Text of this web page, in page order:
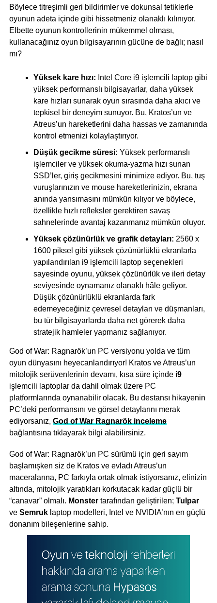
Böylece titreşimli geri bildirimler ve dokunsal tetiklerle
oyunun adeta içinde gibi hissetmeniz olanaklı kılınıyor.
Elbette oyunun kontrollerinin mükemmel olması,
kullanacağınız oyun bilgisayarının gücüne de bağlı; nasıl
mı?
Yüksek kare hızı: Intel Core i9 işlemcili laptop gibi
yüksek performanslı bilgisayarlar, daha yüksek
kare hızları sunarak oyun sırasında daha akıcı ve
tepkisel bir deneyim sunuyor. Bu, Kratos’un ve
Atreus’un hareketlerini daha hassas ve zamanında
kontrol etmenizi kolaylaştırıyor.
Düşük gecikme süresi: Yüksek performanslı
işlemciler ve yüksek okuma-yazma hızı sunan
SSD’ler, giriş gecikmesini minimize ediyor. Bu, tuş
vuruşlarınızın ve mouse hareketlerinizin, ekrana
anında yansımasını mümkün kılıyor ve böylece,
özellikle hızlı refleksler gerektiren savaş
sahnelerinde avantaj kazanmanız mümkün oluyor.
Yüksek çözünürlük ve grafik detayları: 2560 x
1600 piksel gibi yüksek çözünürlüklü ekranlarla
yapılandırılan i9 işlemcili laptop seçenekleri
sayesinde oyunu, yüksek çözünürlük ve ileri detay
seviyesinde oynamanız olanaklı hâle geliyor.
Düşük çözünürlüklü ekranlarda fark
edemeyeceğiniz çevresel detayları ve düşmanları,
bu tür bilgisayarlarda daha net görerek daha
stratejik hamleler yapmanız sağlanıyor.
God of War: Ragnarök’un PC versiyonu yolda ve tüm
oyun dünyasını heyecanlandırıyor! Kratos ve Atreus’un
mitolojik serüvenlerinin devamı, kısa süre içinde i9
işlemcili laptoplar da dahil olmak üzere PC
platformlarında oynanabilir olacak. Bu destansı hikayenin
PC’deki performansını ve görsel detaylarını merak
ediyorsanız, God of War Ragnarök inceleme
bağlantısına tıklayarak bilgi alabilirsiniz.
God of War: Ragnarök’un PC sürümü için geri sayım
başlamışken siz de Kratos ve evladı Atreus’un
maceralarına, PC farkıyla ortak olmak istiyorsanız, elinizin
altında, mitolojik yaratıkları korkutacak kadar güçlü bir
“canavar” olmalı. Monstertarafından geliştirilen; Tulpar
ve Semruklaptop modelleri, Intel ve NVIDIA’nın en güçlü
donanım bileşenlerine sahip.